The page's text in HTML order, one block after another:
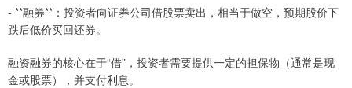
- **融券**：投资者向证券公司借股票卖出，相当于做空，预期股价下
跌后低价买回还券。
融资融券的核心在于“借”，投资者需要提供一定的担保物（通常是现
金或股票），并支付利息。